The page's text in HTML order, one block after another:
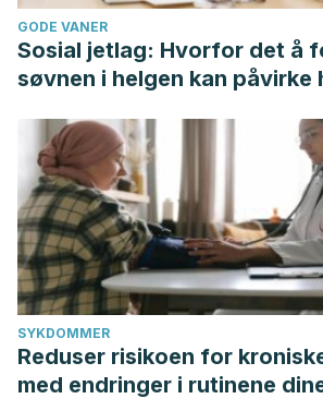
GODE VANER
Sosial jetlag: Hvorfor det å
søvnen i helgen kan påvirke
SYKDOMMER
Reduser risikoen for
med endringer i rutinene